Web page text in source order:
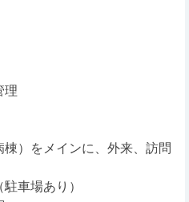
理
棟）をメインに、外来、訪問
車場あり）